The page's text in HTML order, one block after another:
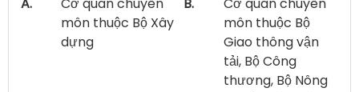
môn thuộc Bộ Xây
dựng
môn thuộc Bộ
Giao thông vận
tải, Bộ Công
thương, Bộ Nông